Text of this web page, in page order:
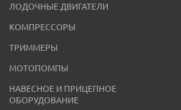
ЛОДОЧНЫЕ ДВИГАТЕЛИ
КОМПРЕССОРЫ
ТРИММЕРЫ
МОТОПОМПЫ
НАВЕСНОЕ И ПРИЦЕПНОЕ
ОБОРУДОВАНИЕ